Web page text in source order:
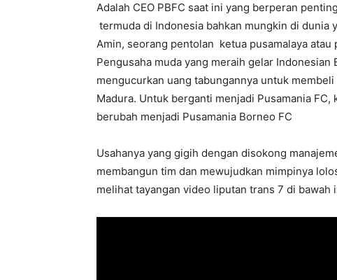
Adalah CEO PBFC saat ini yang berperan
termuda di Indonesia bahkan mungkin di dunia
Amin, seorang pentolan ketua pusamalaya atau
Pengusaha muda yang meraih gelar
mengucurkan uang tabungannya untuk
Madura. Untuk berganti menjadi Pusamania
berubah menjadi Pusamania Borneo FC
Usahanya yang gigih dengan disokong
membangun tim dan mewujudkan mimpinya
melihat tayangan video liputan trans 7 di bawah